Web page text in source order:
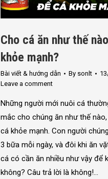
Cho cá ăn như thế
khỏe mạnh?
Bài viết & hướng dẫn By sonlt
Leave a comment
Những người mới nuôi cá
mắc cho chúng ăn như thế
cá khỏe mạnh. Con người
3 bữa mỗi ngày, và đôi khi ăn
cá có cần ăn nhiều như vậy để
không? Câu trả lời là không!…